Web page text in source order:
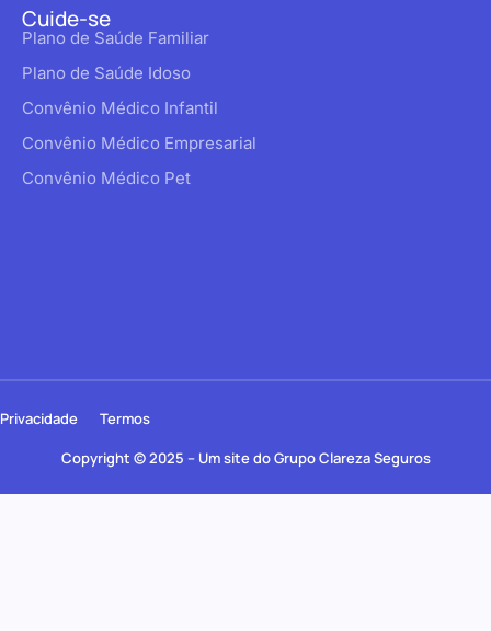
Cuide-se
Plano de Saúde Familiar
Plano de Saúde Idoso
Convênio Médico Infantil
Convênio Médico Empresarial
Convênio Médico Pet
Copyright © 2025 – Um site do Grupo Clareza Seguros
Privacidade Termos